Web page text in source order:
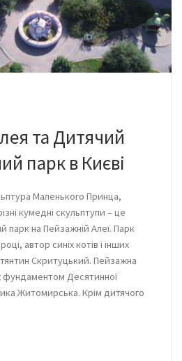
та Дитячий
парк в Києві
Маленького Принца,
кумедні скульптупи – це
на Пейзажній Алеї. Парк
автор синіх котів і інших
Скритуцький. Пейзажна
фундаментом Десятинної
Житомирська. Крім дитячого